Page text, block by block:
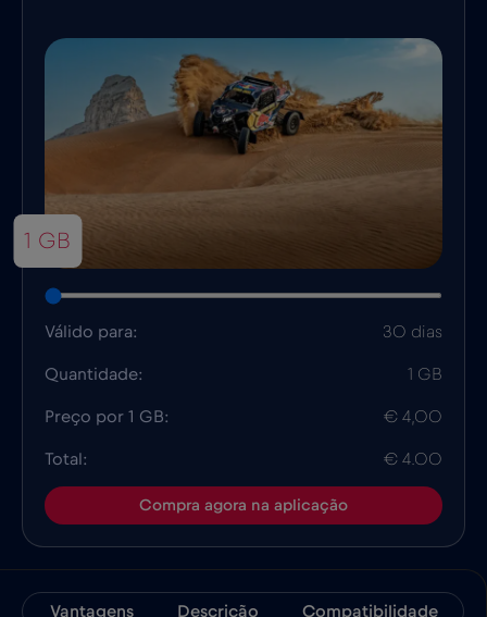
1 GB
Válido para: 30 dias
Quantidade: 1 GB
Preço por 1 GB: € 4,00
Total: € 4.00
Compra agora na aplicação
Vantagens Descrição Compatibilidade